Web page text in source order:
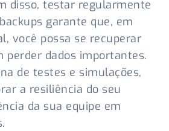
disso, testar regularmente
garante que, em
você possa se recuperar
perder dados importantes.
de testes e simulações,
a resiliência do seu
da sua equipe em